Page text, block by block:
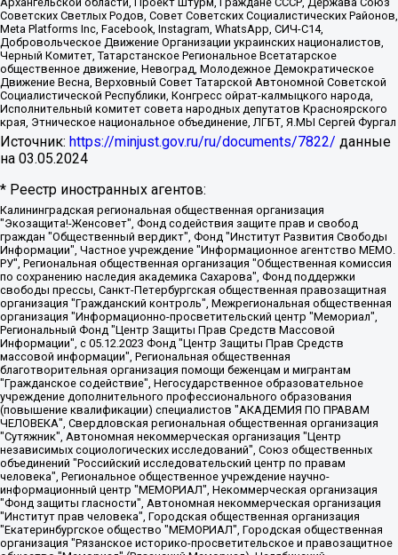
Советских Светлых Родов, Совет Советских Социалистических Районов,
Meta Platforms Inc, Facebook, Instagram, WhatsApp, СИЧ-С14,
Добровольческое Движение Организации украинских националистов,
Черный Комитет, Татарстанское Региональное Всетатарское
общественное движение, Невоград, Молодежное Демократическое
Движение Весна, Верховный Совет Татарской Автономной Советской
Социалистической Республики, Конгресс ойрат-калмыцкого народа,
Исполнительный комитет совета народных депутатов Красноярского
края, Этническое национальное объединение, ЛГБТ, Я.МЫ Сергей Фургал
Источник: https://minjust.gov.ru/ru/documents/7822/ данные
на 03.05.2024
* Реестр иностранных агентов:
Калининградская региональная общественная организация "Экозащита!-Женсовет", Фонд содействия защите прав и свобод граждан "Общественный вердикт", Фонд "Институт Развития Свободы Информации", Частное учреждение "Информационное агентство МЕМО. РУ", Региональная общественная организация "Общественная комиссия по сохранению наследия академика Сахарова", Фонд поддержки свободы прессы, Санкт-Петербургская общественная правозащитная организация "Гражданский контроль", Межрегиональная общественная организация "Информационно-просветительский центр "Мемориал", Региональный Фонд "Центр Защиты Прав Средств Массовой Информации", с 05.12.2023 Фонд "Центр Защиты Прав Средств массовой информации", Региональная общественная благотворительная организация помощи беженцам и мигрантам "Гражданское содействие", Негосударственное образовательное учреждение дополнительного профессионального образования (повышение квалификации) специалистов "АКАДЕМИЯ ПО ПРАВАМ ЧЕЛОВЕКА", Свердловская региональная общественная организация "Сутяжник", Автономная некоммерческая организация "Центр независимых социологических исследований", Союз общественных объединений "Российский исследовательский центр по правам человека", Региональное общественное учреждение научно-информационный центр "МЕМОРИАЛ", Некоммерческая организация "Фонд защиты гласности", Автономная некоммерческая организация "Институт прав человека", Городская общественная организация "Екатеринбургское общество "МЕМОРИАЛ", Городская общественная организация "Рязанское историко-просветительское и правозащитное общество "Мемориал" (Рязанский Мемориал), Челябинский региональный орган общественной самодеятельности – женское общественное объединение "Женщины Евразии", Челябинский региональный орган общественной самодеятельности "Уральская правозащитная группа", Фонд содействия защите здоровья и социальной справедливости имени Андрея Рылькова, Автономная Некоммерческая Организация "Аналитический Центр Юрия Левады", Автономная некоммерческая организация социальной поддержки населения "Проект Апрель", Региональная общественная организация помощи женщинам и детям, находящимся в кризисной ситуации "Информационно-методический центр "Анна", Фонд содействия развитию массовых коммуникаций и правовому просвещению "Так-так-Так", Фонд содействия устойчивому развитию "Серебряная тайга", Свердловский региональный общественный фонд социальных проектов "Новое время", "Idel.Реалии", Кавказ.Реалии, Крым.Реалии, Телеканал Настоящее Время, Татаро-башкирская служба Радио Свобода (Azatliq Radiosi), Радио Свободная Европа/Радио Свобода (PCE/PC), "Сибирь.Реалии", "Фактограф", Благотворительный фонд помощи осужденным и их семьям, Автономная некоммерческая организация "Институт глобализации и социальных движений", Фонд "В защиту прав заключенных", Частное учреждение "Центр поддержки и содействия развитию средств массовой информации", Пензенский региональный общественный благотворительный фонд "Гражданский союз", "Север.Реалии", Некоммерческая организация Фонд "Правовая инициатива", Общество с ограниченной ответственностью "Радио Свободная Европа/Радио Свобода", Чешское информационное агентство "MEDIUM-ORIENT", Красноярская региональная общественная организация "Мы против СПИДа", Камалягин Денис Николаевич, Маркелов Сергей Евгеньевич, Пономарев Лев Александрович, Савицкая Людмила Алексеевна, Автономная некоммерческая организация "Центр по работе с проблемой насилия "НАСИЛИЮ.НЕТ", Межрегиональный профессиональный союз работников здравоохранения "Альянс врачей", Юридическое лицо, зарегистрированное в Латвийской Республике, SIA "Medusa Project" (регистрационный номер 40103797863, дата регистрации 10.06.2014), Некоммерческая организация "Фонд по борьбе с коррупцией", Автономная некоммерческая организация "Институт права и публичной политики", Баданин Роман Сергеевич, Гликин Максим Александрович, Железнова Мария Михайловна, Лукьянова Юлия Сергеевна, Маетная Елизавета Витальевна, Маняхин Петр Борисович, Чуракова Ольга Владимировна, Ярош Юлия Петровна, Юридическое лицо "The Insider SIA", зарегистрированное в Риге, Латвийская Республика (дата регистрации 26.06.2015), являющееся администратором доменного имени интернет-издания "The Insider SIA", https://theins.ru, Постернак Алексей Евгеньевич, Рубин Михаил Аркадьевич, Анин Роман Александрович, Юридическое лицо Istories fonds, зарегистрированное в Латвийской Республике (регистрационный номер 50008295751, дата регистрации 24.02.2020), Великовский Дмитрий Александрович, Долинина Ирина Николаевна, Мароховская Алеся Алексеевна, Шлейнов Роман Юрьевич, Шмагун Олеся Валентиновна, Общество с ограниченной ответственностью "Альтаир 2021", Общество с ограниченной ответственностью "Вега 2021", Общество с ограниченной ответственностью "Главный редактор 2021", Общество с ограниченной ответственностью "Ромашки монолит", Важенков Артем Валерьевич, Ивановская областная общественная организация "Центр гендерных исследований", Гурман Юрий Альбертович, Медиапроект "ОВД-Инфо", Егоров Владимир Владимирович, Жилинский Владимир Александрович, Общество с ограниченной ответственностью "ЗП", Иванова София Юрьевна, Карезина Инна Павловна, Кильтау Екатерина Викторовна, Петров Алексей Викторович, Пискунов Сергей Евгеньевич, Смирнов Сергей Сергеевич, Тихонов Михаил Сергеевич, Общество с ограниченной ответственностью "ЖУРНАЛИСТ-ИНОСТРАННЫЙ АГЕНТ", Арапова Галина Юрьевна, Вольтская Татьяна Анатольевна, Американская компания "Mason G.E.S. Anonymous Foundation" (США), являющаяся владельцем интернет-издания https://mnews.world/, Компания "Stichting Bellingcat", зарегистрированная в Нидерландах (дата регистрации 11.07.2018), Захаров Андрей Вячеславович, Клепиковская Екатерина Дмитриевна, Общество с ограниченной ответственностью "МЕМО", Перл Роман Александрович, Симонов Евгений Алексеевич, Соловьева Елена Анатольевна, Сотников Даниил Владимирович, Сурначева Елизавета Дмитриевна, Автономная некоммерческая организация по защите прав человека и информированию населения "Якутия – Наше Мнение", Общество с ограниченной ответственностью "Москоу диджитал медиа", с 26.01.2023 Общество с ограниченной ответственностью "Чайка Белые сады", Ветошкина Валерия Валерьевна, Заговора Максим Александрович, Межрегиональное общественное движение "Российская ЛГБТ - сеть", Оленичев Максим Владимирович, Павлов Иван Юрьевич, Скворцова Елена Сергеевна, Общество с ограниченной ответственностью "Как бы инагент", Кочетков Игорь Викторович, Общество с ограниченной ответственностью "Честные выборы", Еланчик Олег Александрович, Общество с ограниченной ответственностью "Нобелевский призыв", Гималова Регина Эмилевна, Григорьев Андрей Валерьевич, Григорьева Алина Александровна, Ассоциация по содействию защите прав призывников, альтернативнослужащих и военнослужащих "Правозащитная группа "Гражданин.Армия.Право", Хисамова Регина Фаритовна, Автономная некоммерческая организация по реализации социально-правовых программ "Лилит", Дальневосточное общественное движение "Маяк", Санкт-Петербургская ЛГБТ-инициативная группа "Выход", Инициативная группа ЛГБТ+ "Реверс", Алексеев Андрей Викторович, Бекбулатова Таисия Львовна, Беляев Иван Михайлович, Владыкина Елена Сергеевна, Гельман Марат Александрович, Никульшина Вероника Юрьевна, Толоконникова Надежда Андреевна, Шендерович Виктор Анатольевич, Общество с ограниченной ответственностью "Данное сообщение", Общество с ограниченной ответственностью Издательский дом "Новая глава", Айнбиндер Александра Александровна, Московский комьюнити-центр для ЛГБТ+инициатив, Благотворительный фонд развития филантропии, Deutsche Welle (Германия, Kurt-Schumacher-Strasse 3, 53113 Bonn), Борзунова Мария Михайловна, Воробьев Виктор Викторович, Голубева Анна Львовна, Константинова Алла Михайловна, Малкова Ирина Владимировна, Мурадов Мурад Абдулгалимович, Осетинская Елизавета Николаевна, Понасенков Евгений Николаевич, Ганапольский Матвей Юрьевич, Киселев Евгений Алексеевич, Борухович Ирина Григорьевна, Дремин Иван Тимофеевич, Дубровский Дмитрий Викторович, Красноярская региональная общественная организация поддержки и развития альтернативных образовательных технологий и межкультурных коммуникаций "ИНТЕРРА", Маяковская Екатерина Алексеевна, Фейгин Марк Захарович, Филимонов Андрей Викторович, Дзугкоева Регина Николаевна, Доброхотов Роман Александрович, Дудь Юрий Александрович, Елкин Сергей Владимирович, Кругликов Кирилл Игоревич, Сабунаева Мария Леонидовна, Семенов Алексей Владимирович, Шаинян Карен Багратович, Шульман Екатерина Михайловна, Асафьев Артур Валерьевич, Вахштайн Виктор Семенович, Венедиктов Алексей Алексеевич, Лушникова Екатерина Евгеньевна, Волков Леонид Михайлович, Невзоров Александр Глебович, Пархоменко Сергей Борисович, Сироткин Ярослав Николаевич, Кара-Мурза Владимир Владимирович, Баранова Наталья Владимировна, Гозман Леонид Яковлевич, Кагарлицкий Борис Юльевич, Климарев Михаил Валерьевич, Милов Владимир Станиславович, Автономная некоммерческая организация Краснодарский центр современного искусства "Типография", Моргенштерн Алишер Тагирович, Соболь Любовь Эдуардовна, Общество с ограниченной ответственностью "ЛИЗА НОРМ", Каспаров Гарри Кимович, Ходорковский Михаил Борисович, Общество с ограниченной ответственностью "Апрельские тезисы", Данилович Ирина Брониславовна, Кашин Олег Владимирович, Петров Николай Владимирович, Пивоваров Алексей Владимирович, Соколов Михаил Владимирович, Цветкова Юлия Владимировна, Чичваркин Евгений Александрович, Комитет против пыток/Команда против пыток, Общество с ограниченной ответственностью "Первый научный", Общество с ограниченной ответственностью "Вертолет и ко", Белоцерковская Вероника Борисовна, Кац Максим Евгеньевич, Лазарева Татьяна Юрьевна, Шаведдинов Руслан Табризович, Яшин Илья Валерьевич, Общество с ограниченной ответственностью "Иноагент ААВ", Алешковский Дмитрий Петрович, Альбац Евгения Марковна, Быков Дмитрий Львович, Галямина Юлия Евгеньевна, Лойко Сергей Леонидович, Мартынов Кирилл Константинович, Медведев Сергей Александрович, Крашенинников Федор Геннадиевич, Гордеева Катерина Вл